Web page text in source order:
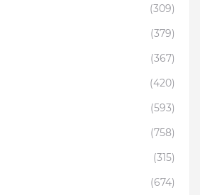
(309)
(379)
(367)
(420)
(593)
(758)
(315)
(674)